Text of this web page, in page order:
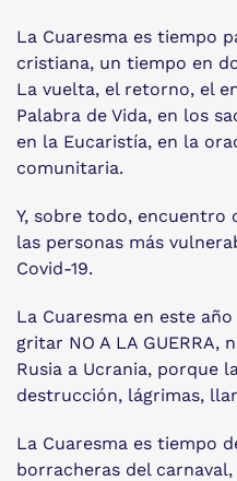
La Cuaresma es tiempo
cristiana, un tiempo en
La vuelta, el retorno, el
Palabra de Vida, en los
en la Eucaristía, en la
comunitaria.
Y, sobre todo, encuentro
las personas más
Covid-19.
La Cuaresma en este
gritar NO A LA GUERRA,
Rusia a Ucrania, porque
destrucción, lágrimas,
La Cuaresma es tiempo
borracheras del